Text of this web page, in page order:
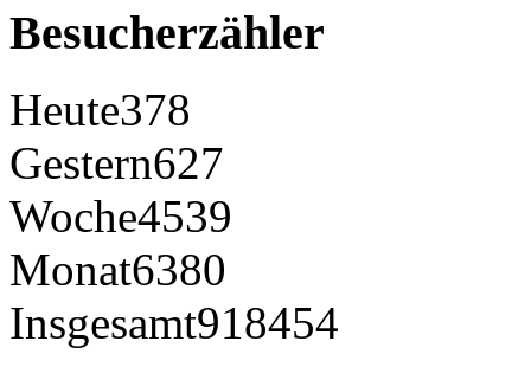
Besucherzähler
Heute378
Gestern627
Woche4539
Monat6380
Insgesamt918454